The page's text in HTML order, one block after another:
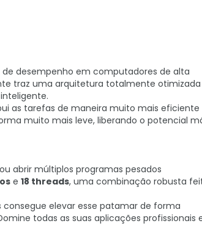
de desempenho em computadores de alta
traz uma arquitetura totalmente otimizada
as tarefas de maneira muito mais
muito mais leve, liberando o potencial
abrir múltiplos programas pesados
e 18 threads, uma combinação robusta
consegue elevar esse patamar de forma
todas as suas aplicações profissionais